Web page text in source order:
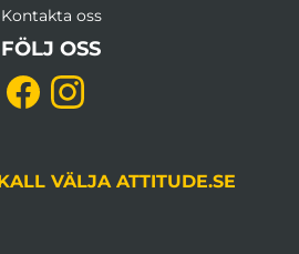
Kontakta oss
FÖLJ OSS
VÄLJA ATTITUDE.SE